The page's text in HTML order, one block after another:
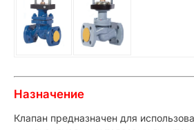
Назначение
Клапан предназначен для